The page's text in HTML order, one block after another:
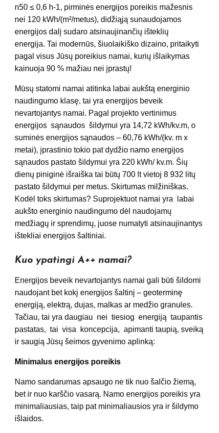
n50 ≤ 0,6 h-1, pirminės energijos poreikis mažesnis
nei 120 kWh/(m²/metus), didžiąją sunaudojamos
energijos dalį sudaro atsinaujinančių išteklių
energija. Tai modernūs, šiuolaikiško dizaino, pritaikyti
pagal visus Jūsų poreikius namai, kurių išlaikymas
kainuoja 90 % mažiau nei įprastų!
Mūsų statomi namai atitinka labai aukštą energinio
naudingumo klasę, tai yra energijos beveik
nevartojantys namai. Pagal projekto vertinimus
energijos sąnaudos šildymui yra 14,72 kWh/kv.m, o
suminės energijos sąnaudos – 60,76 kWh/(kv. m x
metai), įprastinio tokio pat dydžio namo energijos
sąnaudos pastato šildymui yra 220 kWh/ kv.m. Šių
dienų piniginė išraiška tai būtų 700 lt vietoj 8 932 litų
pastato šildymui per metus. Skirtumas milžiniškas.
Kodėl toks skirtumas? Suprojektuot namai yra labai
aukšto energinio naudingumo dėl naudojamų
medžiagų ir sprendimų, juose numatyti atsinaujinantys
ištekliai energijos šaltiniai.
Kuo ypatingi A++ namai?
Energijos beveik nevartojantys namai gali būti šildomi
naudojant bet kokį energijos šaltinį – geoterminę
energiją, elektrą, dujas, malkas ar medžio granules.
Tačiau, tai yra daugiau nei tiesiog energiją taupantis
pastatas, tai visa koncepcija, apimanti taupią, sveiką
ir saugią Jūsų šeimos gyvenimo aplinką:
Minimalus energijos poreikis
Namo sandarumas apsaugo ne tik nuo šalčio žiemą,
bet ir nuo karščio vasarą. Namo energijos poreikis yra
minimaliausias, taip pat minimaliausios yra ir šildymo
išlaidos.